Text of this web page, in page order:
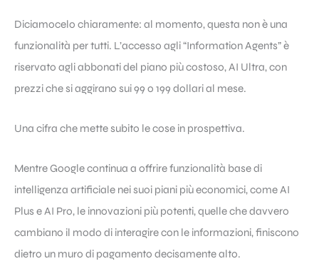
Diciamocelo chiaramente: al momento, questa non è una
funzionalità per tutti. L’accesso agli “Information Agents” è
riservato agli abbonati del piano più costoso, AI Ultra, con
prezzi che si aggirano sui 99 o 199 dollari al mese.
Una cifra che mette subito le cose in prospettiva.
Mentre Google continua a offrire funzionalità base di
intelligenza artificiale nei suoi piani più economici, come AI
Plus e AI Pro, le innovazioni più potenti, quelle che davvero
cambiano il modo di interagire con le informazioni, finiscono
dietro un muro di pagamento decisamente alto.